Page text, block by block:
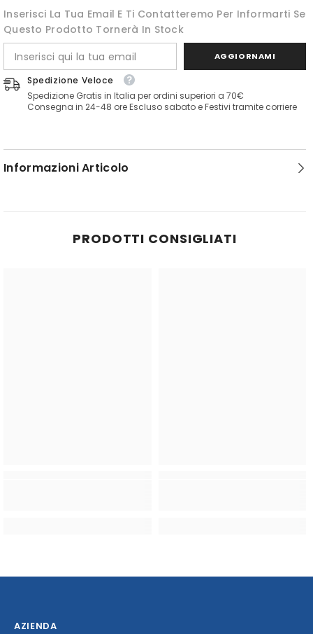
Inserisci La Tua Email E Ti Contatteremo Per Informarti Se
Questo Prodotto Tornerà In Stock
AGGIORNAMI
Spedizione Veloce
Spedizione Gratis in Italia per ordini superiori a 70€
Consegna in 24-48 ore Escluso sabato e Festivi tramite corriere
Informazioni Articolo
PRODOTTI CONSIGLIATI
AZIENDA